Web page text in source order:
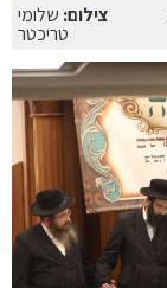
צילום: שלומי
טריכטר